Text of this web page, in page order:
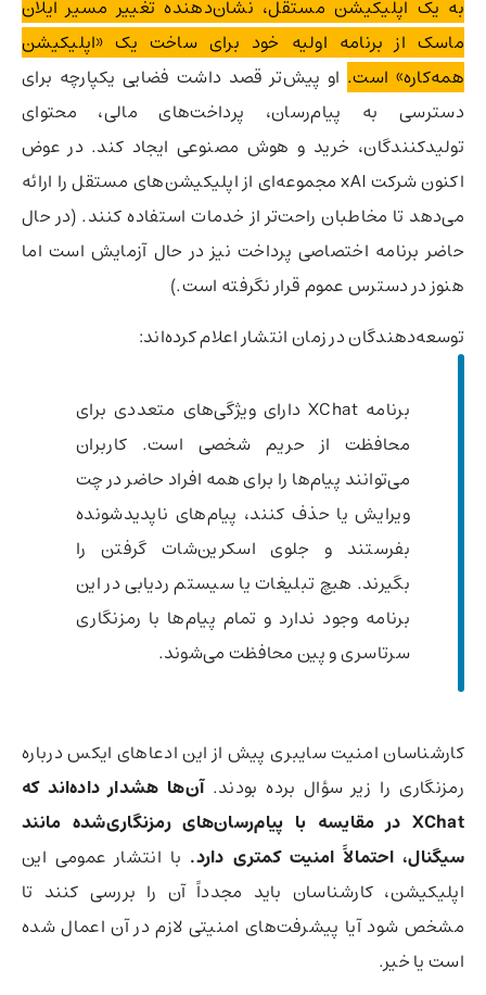
به یک اپلیکیشن مستقل، نشان‌دهنده تغییر مسیر ایلان
ماسک از برنامه اولیه خود برای ساخت یک «اپلیکیشن
همه‌کاره» است. او پیش‌تر قصد داشت فضایی یکپارچه برای
دسترسی به پیام‌رسان، پرداخت‌های مالی، محتوای
تولیدکنندگان، خرید و هوش مصنوعی ایجاد کند. در عوض
اکنون شرکت xAI مجموعه‌ای از اپلیکیشن‌های مستقل را ارائه
می‌دهد تا مخاطبان راحت‌تر از خدمات استفاده کنند. (در حال
حاضر برنامه اختصاصی پرداخت نیز در حال آزمایش است اما
هنوز در دسترس عموم قرار نگرفته است.)
توسعه‌دهندگان در زمان انتشار اعلام کرده‌اند:
برنامه XChat دارای ویژگی‌های متعددی برای
محافظت از حریم شخصی است. کاربران
می‌توانند پیام‌ها را برای همه افراد حاضر در چت
ویرایش یا حذف کنند، پیام‌های ناپدیدشونده
بفرستند و جلوی اسکرین‌شات گرفتن را
بگیرند. هیچ تبلیغات یا سیستم ردیابی در این
برنامه وجود ندارد و تمام پیام‌ها با رمزنگاری
سرتاسری و پین‌ محافظت می‌شوند.
کارشناسان امنیت سایبری پیش از این ادعاهای ایکس درباره
رمزنگاری را زیر سؤال برده بودند.آن‌ها هشدار داده‌اند که
XChat در مقایسه با پیام‌رسان‌های رمزنگاری‌شده مانند
سیگنال، احتمالاً امنیت کمتری دارد. با انتشار عمومی این
اپلیکیشن، کارشناسان باید مجدداً آن را بررسی کنند تا
مشخص شود آیا پیشرفت‌های امنیتی لازم در آن اعمال شده
است یا خیر.